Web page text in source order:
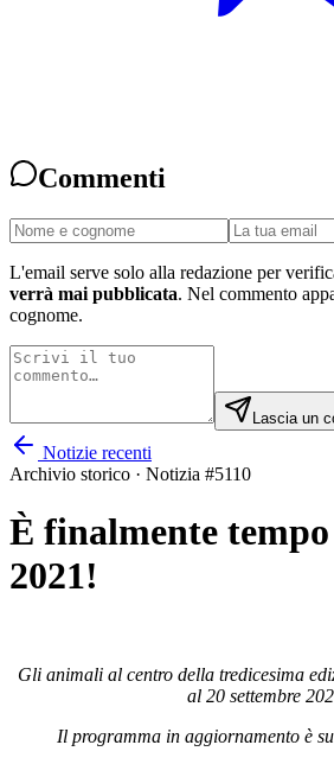
Commenti
L'email serve solo alla redazione per
verrà mai pubblicata. Nel commento
cognome.
Lascia un
Notizie recenti
Archivio storico · Notizia #5110
È finalmente tempo
2021!
Gli animali al centro della tredicesima
al 20 settembre
Il programma in aggiornamento è